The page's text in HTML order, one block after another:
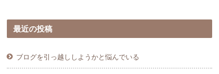
最近の投稿
ブログを引っ越ししようかと悩んでいる